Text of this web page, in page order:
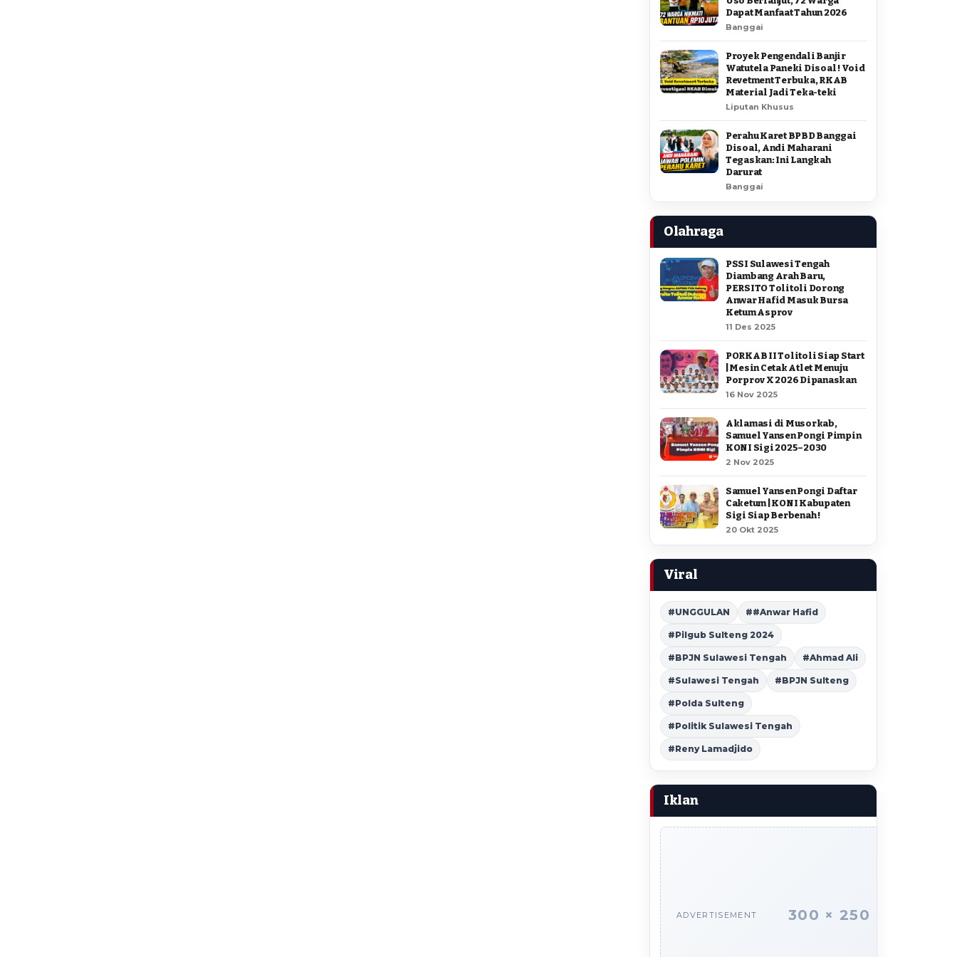
Dapat Manfaat Tahun 2026
Banggai
Proyek Pengendali Banjir
Watutela Paneki Disoal ! Void
Revetment Terbuka, RKAB
Material Jadi Teka-teki
Liputan Khusus
Perahu Karet BPBD Banggai
Disoal, Andi Maharani
Tegaskan: Ini Langkah
Darurat
Banggai
Olahraga
PSSI Sulawesi Tengah
Diambang Arah Baru,
PERSITO Tolitoli Dorong
Anwar Hafid Masuk Bursa
Ketum Asprov
11 Des 2025
PORKAB II Tolitoli Siap Start
| Mesin Cetak Atlet Menuju
Porprov X 2026 Dipanaskan
16 Nov 2025
Aklamasi di Musorkab,
Samuel Yansen Pongi Pimpin
KONI Sigi 2025–2030
2 Nov 2025
Samuel Yansen Pongi Daftar
Caketum | KONI Kabupaten
Sigi Siap Berbenah !
20 Okt 2025
Viral
#UNGGULAN ##Anwar Hafid
#Pilgub Sulteng 2024
#BPJN Sulawesi Tengah #Ahmad Ali
#Sulawesi Tengah #BPJN Sulteng
#Polda Sulteng
#Politik Sulawesi Tengah
#Reny Lamadjido
Iklan
ADVERTISEMENT 300 × 250